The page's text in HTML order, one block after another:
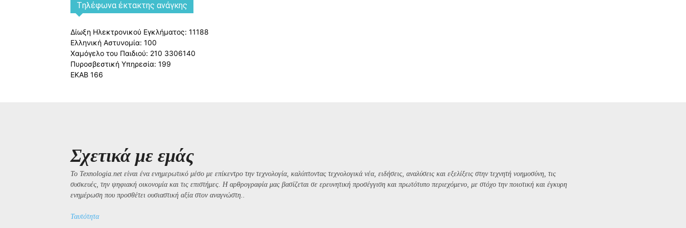
Tηλέφωνα έκτακτης ανάγκης
Δίωξη Ηλεκτρονικού Εγκλήματος: 11188
Ελληνική Αστυνομία: 100
Χαμόγελο του Παιδιού: 210 3306140
Πυροσβεστική Υπηρεσία: 199
ΕΚΑΒ 166
Σχετικά με εμάς
Το Texnologia.net είναι ένα ενημερωτικό μέσο με επίκεντρο την τεχνολογία, καλύπτοντας τεχνολογικά νέα, ειδήσεις, αναλύσεις και εξελίξεις στην τεχνητή νοημοσύνη, τις
συσκευές, την ψηφιακή οικονομία και τις επιστήμες. Η αρθρογραφία μας βασίζεται σε ερευνητική προσέγγιση και πρωτότυπο περιεχόμενο, με στόχο την ποιοτική και έγκυρη
ενημέρωση που προσθέτει ουσιαστική αξία στον αναγνώστη..
Ταυτότητα